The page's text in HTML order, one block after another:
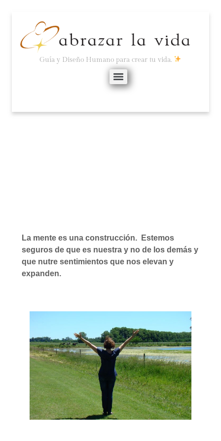
Guía y Diseño Humano para crear tu vida.
La mente es una construcción. Estemos
seguros de que es nuestra y no de los demás y
que nutre sentimientos que nos elevan y
expanden.